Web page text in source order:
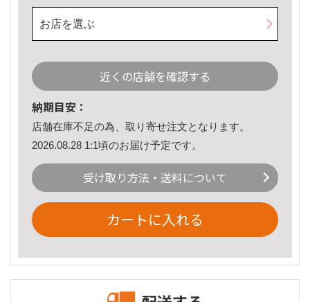
お店を選ぶ
近くの店舗を確認する
納期目安：
店舗在庫不足の為、取り寄せ注文となります。
2026.08.28 1:1頃のお届け予定です。
受け取り方法・送料について
カートに入れる